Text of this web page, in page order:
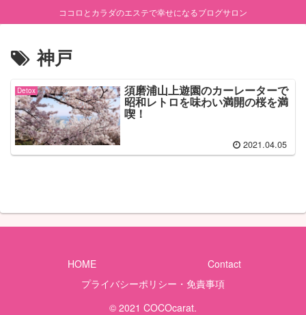
ココロとカラダのエステで幸せになるブログサロン
神戸
Detox 須磨浦山上遊園のカーレーターで
昭和レトロを味わい満開の桜を満
喫！
2021.04.05
HOME
Contact
プライバシーポリシー・免責事項
© 2021 COCOcarat.